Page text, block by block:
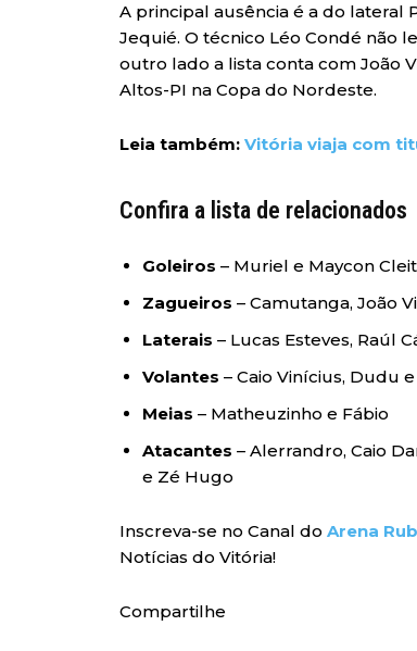
A principal ausência é a do lateral
Jequié. O técnico Léo Condé não
outro lado a lista conta com João
Altos-PI na Copa do Nordeste.
Leia também: Vitória viaja com
Confira a lista de relacionados
Goleiros – Muriel e Maycon
Zagueiros – Camutanga, João
Laterais – Lucas Esteves, Raúl
Volantes – Caio Vinícius, Dudu
Meias – Matheuzinho e Fábio
Atacantes – Alerrandro, Caio
e Zé Hugo
Inscreva-se no Canal do Arena
Notícias do Vitória!
Compartilhe